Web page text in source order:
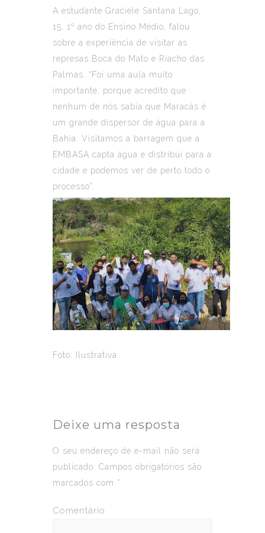
A estudante Graciele Santana Lago,
15, 1º ano do Ensino Médio, falou
sobre a experiência de visitar as
represas Boca do Mato e Riacho das
Palmas. “Foi uma aula muito
importante, porque acredito que
nenhum de nós sabia que Maracás é
um grande dispersor de água para a
Bahia. Visitamos a barragem que a
EMBASA capta água e distribui para a
cidade e podemos ver de perto todo o
processo”.
Foto: Ilustrativa
Deixe uma resposta
O seu endereço de e-mail não será
publicado.
Campos obrigatórios são
marcados com *
Comentário